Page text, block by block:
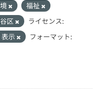
福祉
区
ライセンス:
示
フォーマット: